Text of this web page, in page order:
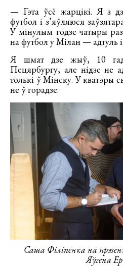
— Гэта ўсё жарцікі. Я з
футбол і з’яўляюся
У мінулым годзе чатыры
на футбол у Мілан — адтуль
Я шмат дзе жыў, 10
Пецярбургу, але нідзе не
толькі ў Мінску. У кватэры
не ў горадзе.
Саша Філіпенка на
Яўгена